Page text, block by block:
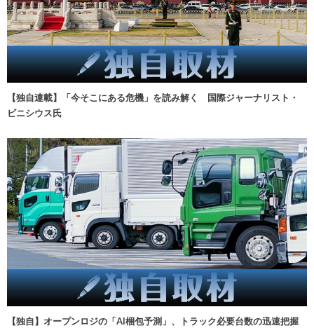
【独自連載】「今そこにある危機」を読み解く 国際ジャーナリスト・
ビニシウス氏
【独自】オープンロジの「AI梱包予測」、トラック必要台数の迅速把握